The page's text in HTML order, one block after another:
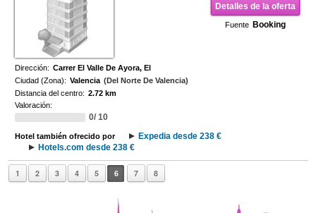
Detalles de la oferta
Fuente Booking
Dirección: Carrer El Valle De Ayora, El
Ciudad (Zona): Valencia (Del Norte De Valencia)
Distancia del centro: 2.72 km
Valoración:
0/ 10
Hotel también ofrecido por
Expedia desde 238 €
Hotels.com desde 238 €
1 2 3 4 5 6 7 8